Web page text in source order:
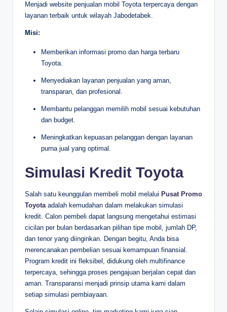
Menjadi website penjualan mobil Toyota terpercaya dengan
layanan terbaik untuk wilayah Jabodetabek.
Misi:
Memberikan informasi promo dan harga terbaru
Toyota.
Menyediakan layanan penjualan yang aman,
transparan, dan profesional.
Membantu pelanggan memilih mobil sesuai kebutuhan
dan budget.
Meningkatkan kepuasan pelanggan dengan layanan
purna jual yang optimal.
Simulasi Kredit Toyota
Salah satu keunggulan membeli mobil melalui Pusat Promo
Toyotaadalah kemudahan dalam melakukan simulasi
kredit. Calon pembeli dapat langsung mengetahui estimasi
cicilan per bulan berdasarkan pilihan tipe mobil, jumlah DP,
dan tenor yang diinginkan. Dengan begitu, Anda bisa
merencanakan pembelian sesuai kemampuan finansial.
Program kredit ini fleksibel, didukung oleh multifinance
terpercaya, sehingga proses pengajuan berjalan cepat dan
aman. Transparansi menjadi prinsip utama kami dalam
setiap simulasi pembiayaan.